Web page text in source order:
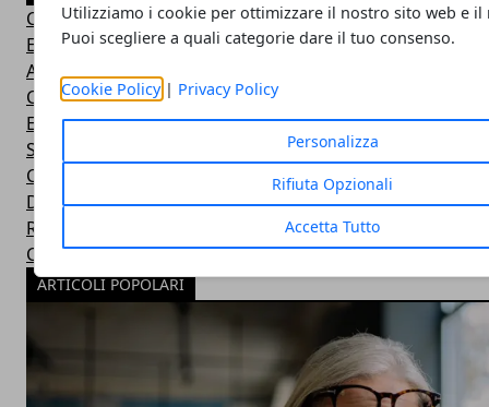
Utilizziamo i cookie per ottimizzare il nostro sito web e il
Puoi scegliere a quali categorie dare il tuo consenso.
Cookie Policy| Privacy Policy
Personalizza
Rifiuta Opzionali
Accetta Tutto
Consigli Salute e Benessere
Eventi Sport-Salute-Benessere
Alimentazione e Salute
Consigli e Prodotti Bellezza
Esercizi Ginnastica in Casa
Sintomi Malattie e Cura
Centri Benessere Spa e Terme
Dieta per Dimagrire
Ricette Dietetiche Light
Corsi Fitness in Palestra
ARTICOLI POPOLARI